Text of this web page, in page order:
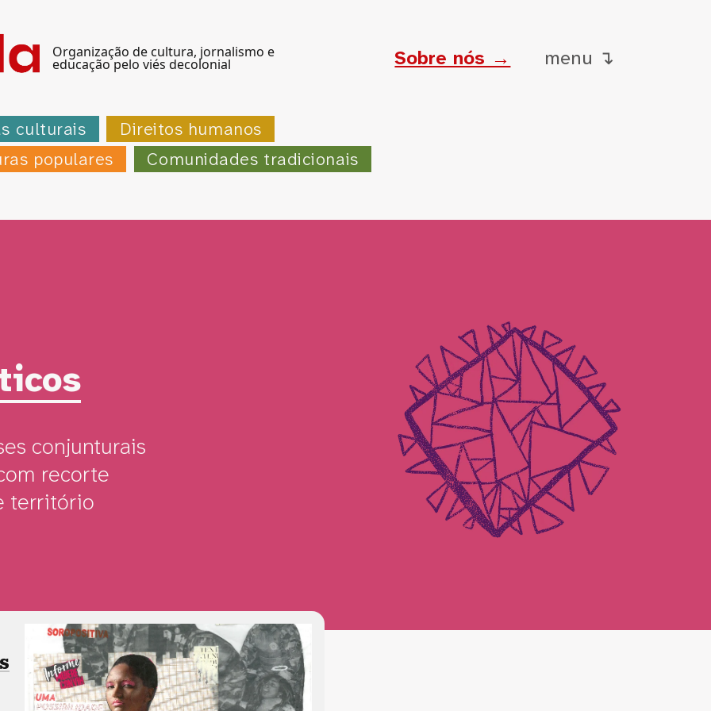
Organização de cultura, jornalismo e
educação pelo viés decolonial Sobre nós → menu ↴
culturais
Direitos humanos
populares
Comunidades tradicionais
conjunturais
recorte
território